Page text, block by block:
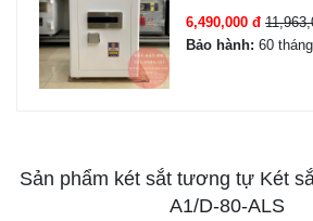
6,490,000 đ
Bảo hành: 60 tháng
Sản phẩm két sắt tương tự Két
A1/D-80-ALS